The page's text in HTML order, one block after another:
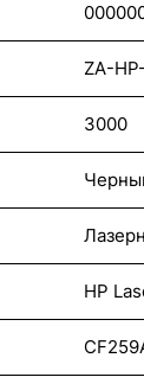
ZA-
3000
HP